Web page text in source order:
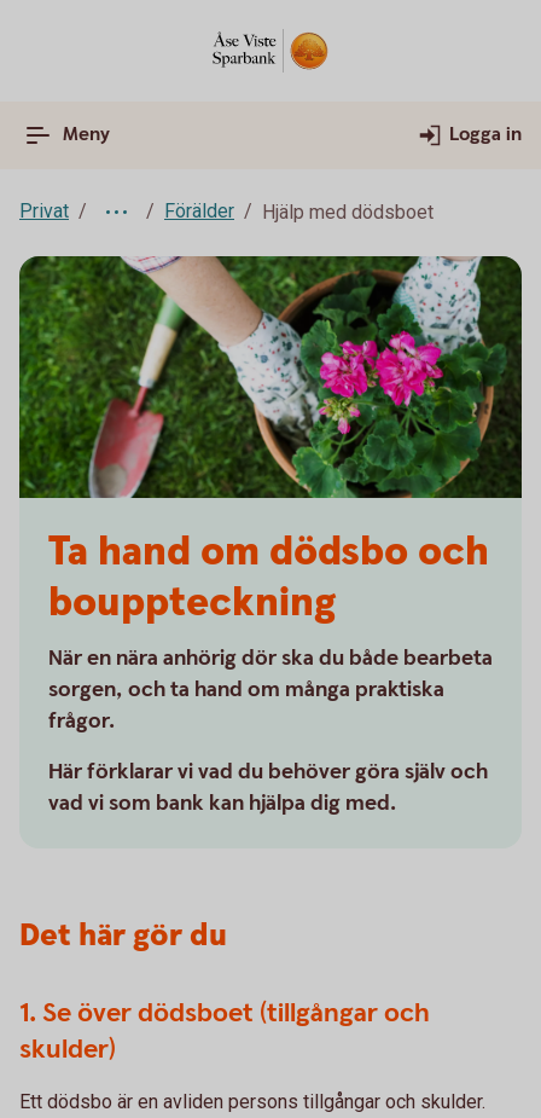
Meny Logga in
Privat Förälder Hjälp med dödsboet
Ta hand om dödsbo och
bouppteckning
När en nära anhörig dör ska du både bearbeta
sorgen, och ta hand om många praktiska
frågor.
Här förklarar vi vad du behöver göra själv och
vad vi som bank kan hjälpa dig med.
Det här gör du
1. Se över dödsboet (tillgångar och
skulder)
Ett dödsbo är en avliden persons tillgångar och skulder.